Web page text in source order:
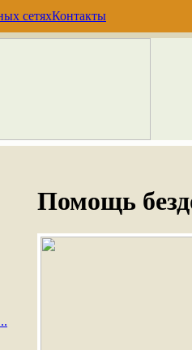
сетяхКонтакты
Помощь